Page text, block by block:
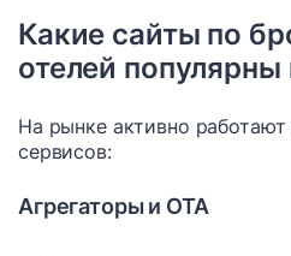
Какие сайты по
отелей популярны
На рынке активно
сервисов:
Агрегаторы и OTA